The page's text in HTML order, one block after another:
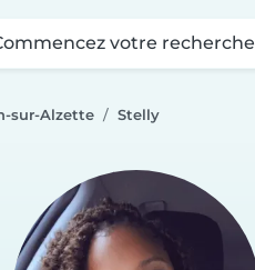
votre recherche
sur-Alzette Stelly